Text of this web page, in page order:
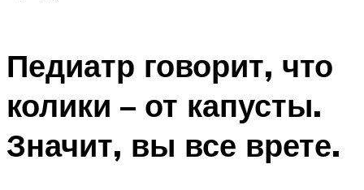
Педиатр говорит, что
колики – от капусты.
Значит, вы все врете.